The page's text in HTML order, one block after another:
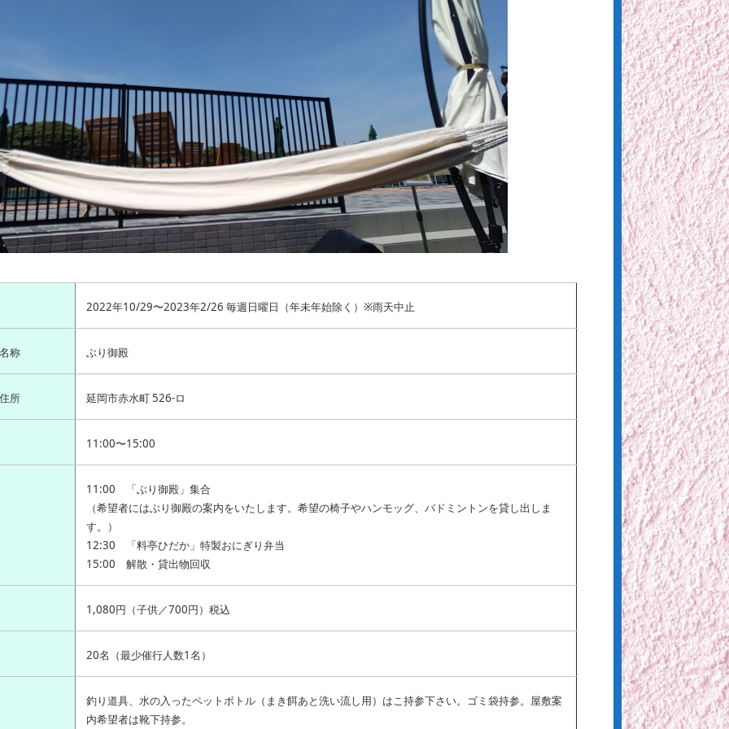
2022年10/29〜2023年2/26 毎週日曜日（年未年始除く）※雨天中止
名称 ぶり御殿
住所 延岡市赤水町 526-ロ
11:00〜15:00
11:00 「ぶり御殿」集合
（希望者にはぶり御殿の案内をいたします。希望の椅子やハンモッグ、バドミントンを貸し出しま
す。）
12:30 「料亭ひだか」特製おにぎり弁当
15:00 解散・貸出物回収
1,080円（子供／700円）税込
20名（最少催行人数1名）
釣り道具、水の入ったペットボトル（まき餌あと洗い流し用）はこ持参下さい。ゴミ袋持参。屋敷案
内希望者は靴下持参。